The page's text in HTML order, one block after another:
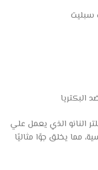
الذي يعمل علي
مما يخلق جوًا مثاليًا